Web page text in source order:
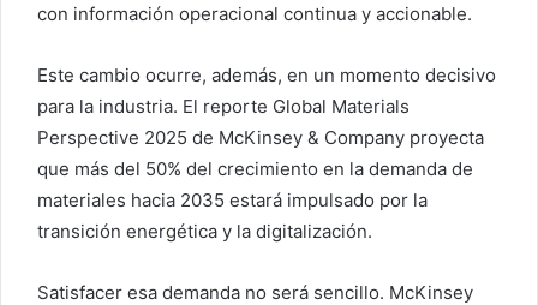
con información operacional continua y accionable.
Este cambio ocurre, además, en un momento decisivo
para la industria. El reporte Global Materials
Perspective 2025 de McKinsey & Company proyecta
que más del 50% del crecimiento en la demanda de
materiales hacia 2035 estará impulsado por la
transición energética y la digitalización.
Satisfacer esa demanda no será sencillo. McKinsey